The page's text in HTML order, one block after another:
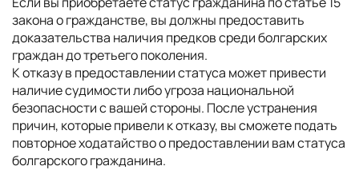
закона о гражданстве, вы должны предоставить
доказательства наличия предков среди болгарских
граждан до третьего поколения.
К отказу в предоставлении статуса может привести
наличие судимости либо угроза национальной
безопасности с вашей стороны. После устранения
причин, которые привели к отказу, вы сможете подать
повторное ходатайство о предоставлении вам статуса
болгарского гражданина.